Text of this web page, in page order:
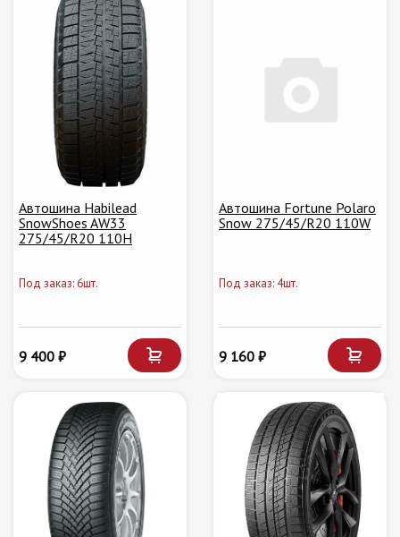
Автошина Habilead
SnowShoes AW33
275/45/R20 110H
Под заказ: 6шт.
9 400 ₽
Автошина Fortune Polaro
Snow 275/45/R20 110W
Под заказ: 4шт.
9 160 ₽